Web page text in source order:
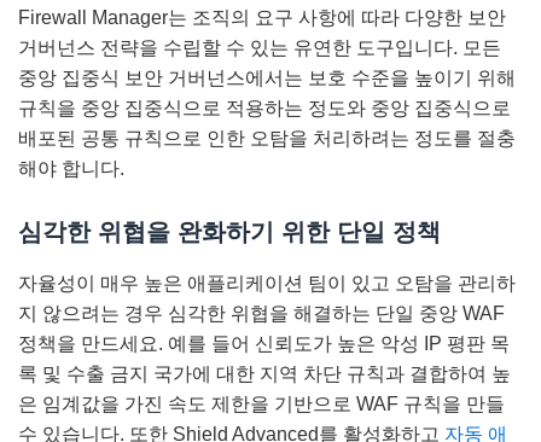
Firewall Manager는 조직의 요구 사항에 따라 다양한 보안
거버넌스 전략을 수립할 수 있는 유연한 도구입니다. 모든
중앙 집중식 보안 거버넌스에서는 보호 수준을 높이기 위해
규칙을 중앙 집중식으로 적용하는 정도와 중앙 집중식으로
배포된 공통 규칙으로 인한 오탐을 처리하려는 정도를 절충
해야 합니다.
심각한 위협을 완화하기 위한 단일 정책
자율성이 매우 높은 애플리케이션 팀이 있고 오탐을 관리하
지 않으려는 경우 심각한 위협을 해결하는 단일 중앙 WAF
정책을 만드세요. 예를 들어 신뢰도가 높은 악성 IP 평판 목
록 및 수출 금지 국가에 대한 지역 차단 규칙과 결합하여 높
은 임계값을 가진 속도 제한을 기반으로 WAF 규칙을 만들
수 있습니다. 또한 Shield Advanced를 활성화하고 자동 애